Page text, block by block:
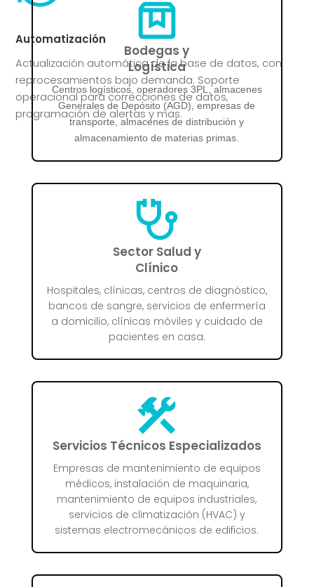
Automatización
Actualización automática de la base de datos, con
reprocesamientos bajo demanda. Soporte
operacional para correcciones de datos,
programación de alertas y mas.
Bodegas y
Logística
Centros logísticos, operadores 3PL, almacenes
Generales de Depósito (AGD), empresas de
transporte, almacenes de distribución y
almacenamiento de materias primas.
Sector Salud y
Clínico
Hospitales, clínicas, centros de diagnóstico,
bancos de sangre, servicios de enfermería
a domicilio, clínicas móviles y cuidado de
pacientes en casa.
Servicios Técnicos Especializados
Empresas de mantenimiento de equipos
médicos, instalación de maquinaria,
mantenimiento de equipos industriales,
servicios de climatización (HVAC) y
sistemas electromecánicos de edificios.